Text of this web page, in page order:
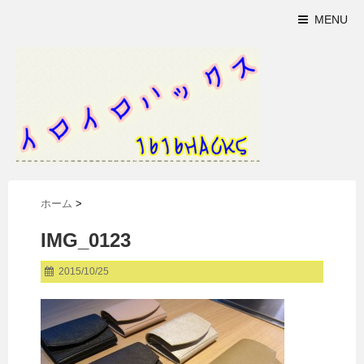
MENU
ホーム >
IMG_0123
2015/10/25